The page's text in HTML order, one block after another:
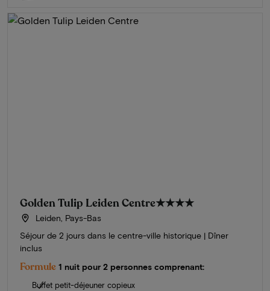
Golden Tulip Leiden Centre★★★★
Leiden, Pays-Bas
Séjour de 2 jours dans le centre-ville historique | Dîner
inclus
Formule 1 nuit pour 2 personnes comprenant:
Buffet petit-déjeuner copieux